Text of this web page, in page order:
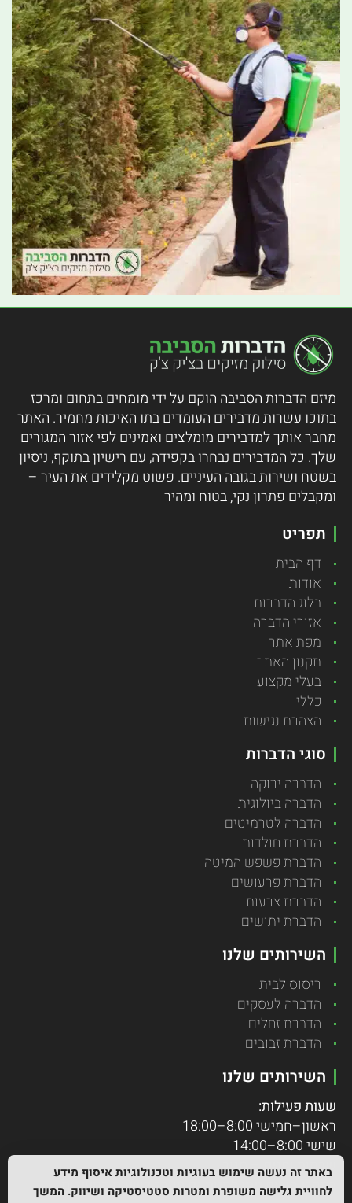
מיזם הדברות הסביבה הוקם על ידי מומחים בתחום ומרכז
בתוכו עשרות מדבירים העומדים בתו האיכות מחמיר. האתר
מחבר אותך למדבירים מומלצים ואמינים לפי אזור המגורים
שלך. כל המדבירים נבחרו בקפידה, עם רישיון בתוקף, ניסיון
בשטח ושירות בגובה העיניים. פשוט מקלידים את העיר –
ומקבלים פתרון נקי, בטוח ומהיר
תפריט
דף הבית
אודות
בלוג הדברות
אזורי הדברה
מפת אתר
תקנון האתר
בעלי מקצוע
כללי
הצהרת נגישות
סוגי הדברות
הדברה ירוקה
הדברה ביולוגית
הדברה לטרמיטים
הדברת חולדות
הדברת פשפש המיטה
הדברת פרעושים
הדברת צרעות
הדברת יתושים
השירותים שלנו
ריסוס לבית
הדברה לעסקים
הדברת זחלים
הדברת זבובים
השירותים שלנו
שעות פעילות:
ראשון–חמישי 8:00–18:00
שישי 8:00–14:00
שבתות וחגים – סגור
במקרי חירום ניתן לפנות גם מעבר לשעות הפעילות.
באתר זה נעשה שימוש בעוגיות וטכנולוגיות איסוף מידע
לחוויית גלישה משופרת ומטרות סטטיסטיקה ושיווק. המשך